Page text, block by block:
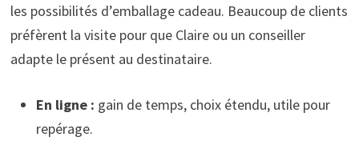
les possibilités d’emballage cadeau. Beaucoup de clients
préfèrent la visite pour que Claire ou un conseiller
adapte le présent au destinataire.
En ligne : gain de temps, choix étendu, utile pour
repérage.